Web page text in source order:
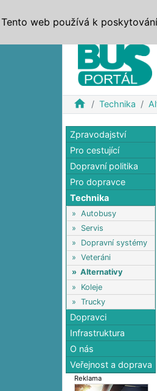
home Technika
Zpravodajství
Pro cestující
Dopravní politika
Pro dopravce
Technika
» Autobusy
» Servis
» Dopravní systémy
» Veteráni
» Alternativy
» Koleje
» Trucky
Dopravci
Infrastruktura
O nás
Veřejnost a doprava
Reklama
Tento web používá k